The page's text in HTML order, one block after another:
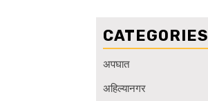
CATEGORIES
अपघात
अहिल्यानगर